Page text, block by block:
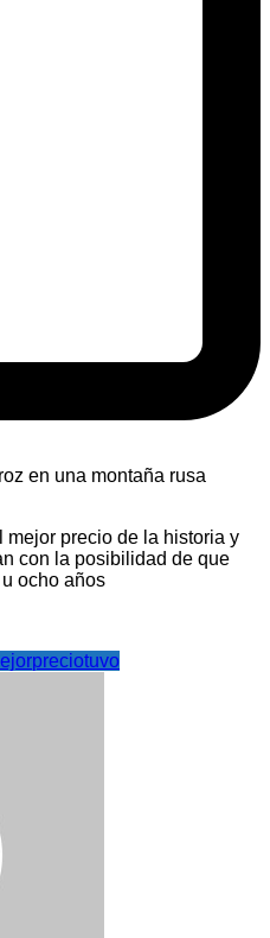
mejor precio de la historia y
con la posibilidad de que
ocho años
preciotuvo